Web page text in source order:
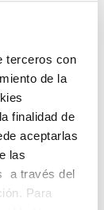
terceros con
de la
finalidad de
aceptarlas
las
a través del
Para
de mis
y se explica